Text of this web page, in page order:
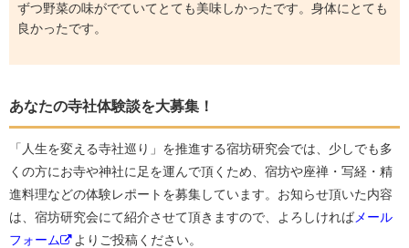
ずつ野菜の味がでていてとても美味しかったです。身体にとても
良かったです。
あなたの寺社体験談を大募集！
「人生を変える寺社巡り」を推進する宿坊研究会では、少しでも多
くの方にお寺や神社に足を運んで頂くため、宿坊や座禅・写経・精
進料理などの体験レポートを募集しています。お知らせ頂いた内容
は、宿坊研究会にて紹介させて頂きますので、よろしければ メール
フォーム
よりご投稿ください。